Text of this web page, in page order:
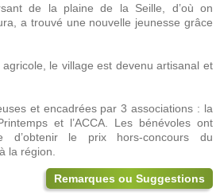
de la plaine de la Seille, d’où on
a trouvé une nouvelle jeunesse grâce
le village est devenu artisanal et
et encadrées par 3 associations : la
et l’ACCA. Les bénévoles ont
d’obtenir le prix hors-concours du
la région.
Remarques ou Suggestions